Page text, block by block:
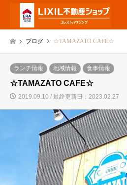
ブログ ☆TAMAZATO CAFE☆
ランチ情報 地域情報 食事情報
☆TAMAZATO CAFE☆
2019.09.10 / 最終更新日：2023.02.27